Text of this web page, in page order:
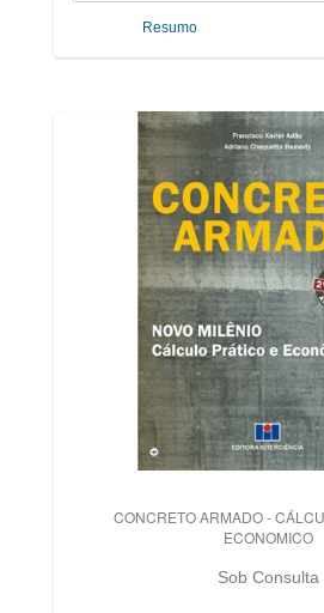
Resumo
CONCRETO ARMADO -
ECONOMICO
Sob Consulta